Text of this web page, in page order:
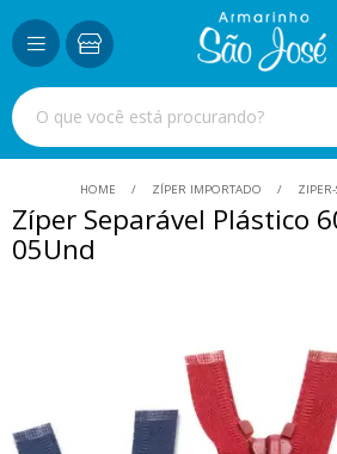
HOME ZÍPER IMPORTADO ZIPER-
Zíper Separável Plástico
05Und